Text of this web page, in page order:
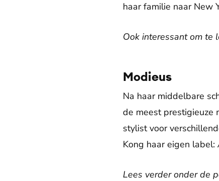
haar familie naar New
Ook interessant om te
Modieus
Na haar middelbare
de meest prestigieuze
stylist voor
Kong haar eigen label:
Lees verder onder de